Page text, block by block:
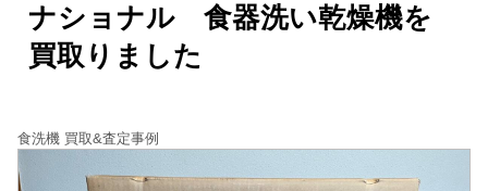
ナショナル 食器洗い乾燥機を
買取りました
食洗機 買取&査定事例